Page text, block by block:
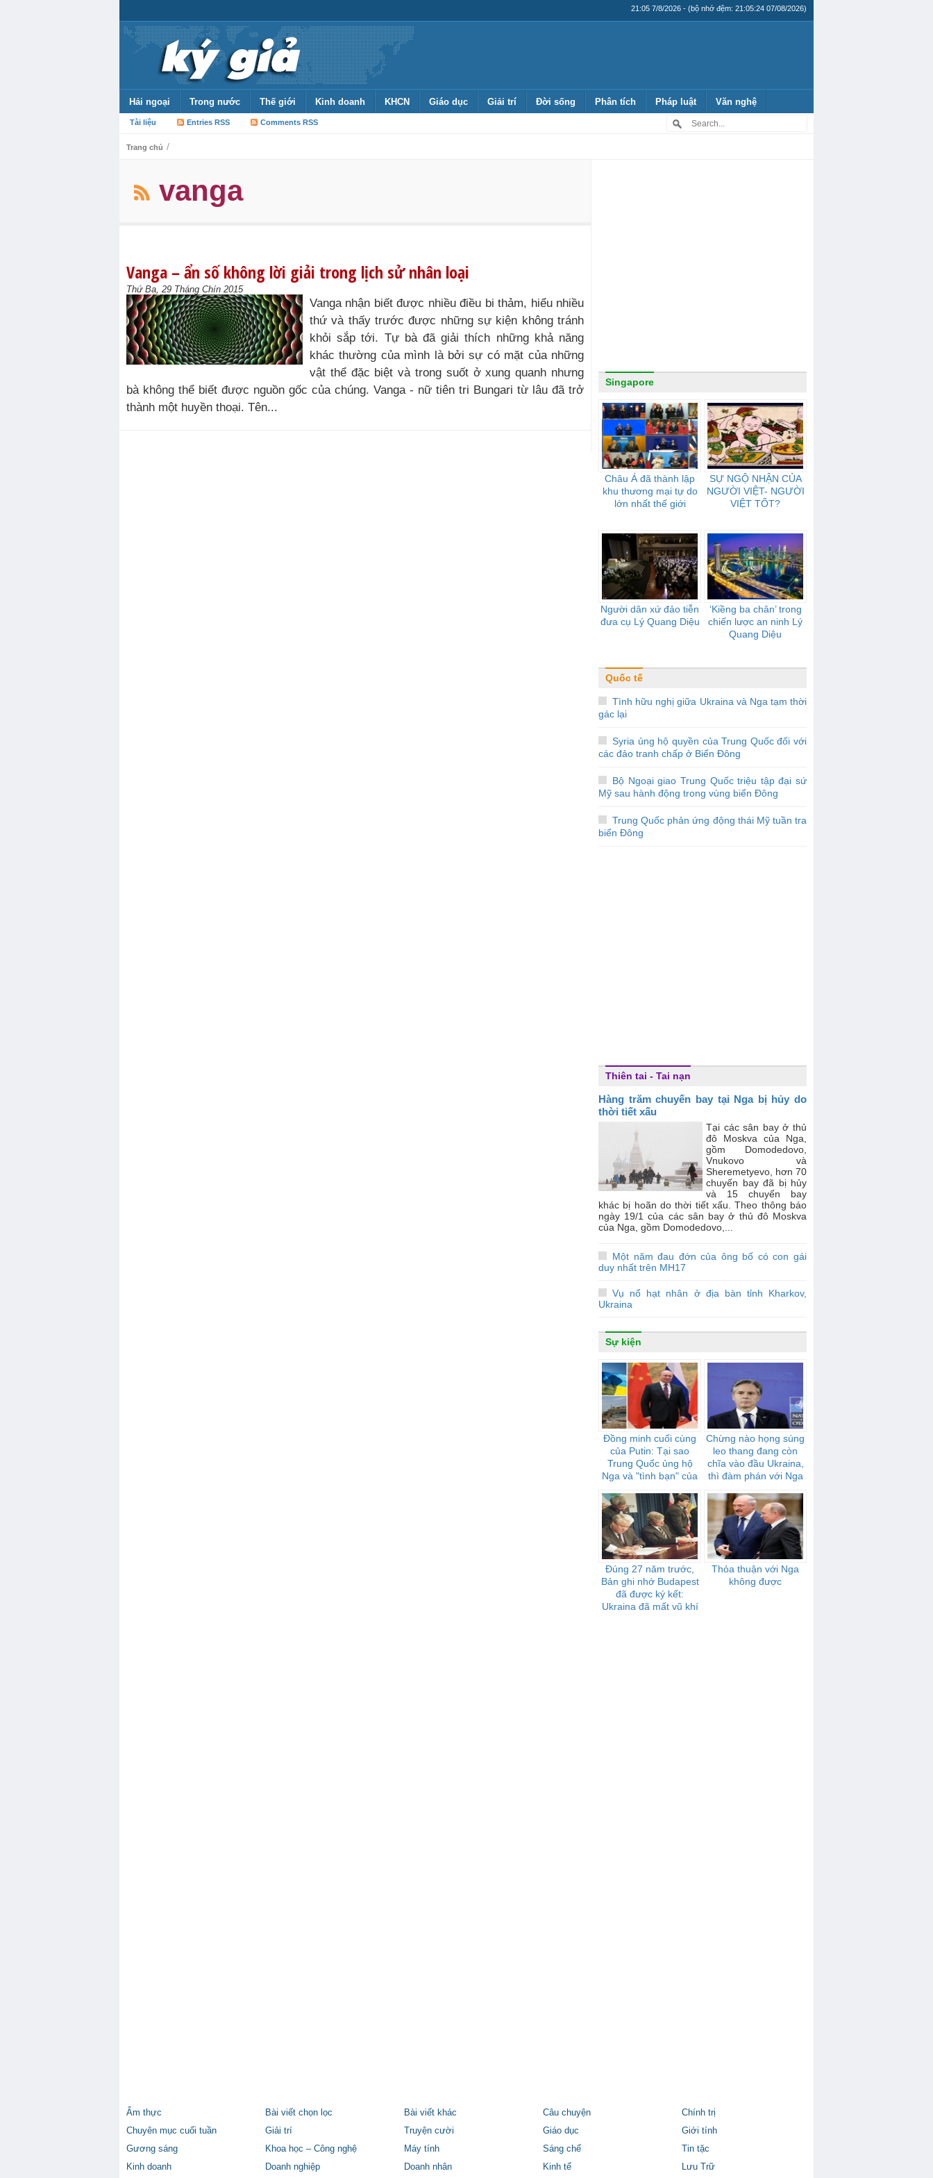
21:05 7/8/2026 - (bộ nhớ đệm: 21:05:24 07/08/2026)
Hải ngoại Trong nước Thế giới Kinh doanh KHCN Giáo dục Giải trí Đời sống Phân tích Pháp luật Văn nghệ
Tài liệu Entries RSS Comments RSS
Trang chủ /
vanga
Vanga – ẩn số không lời giải trong lịch sử nhân loại
Thứ Ba, 29 Tháng Chín 2015
Vanga nhận biết được nhiều điều bi thảm, hiểu nhiều
thứ và thấy trước được những sự kiện không tránh
khỏi sắp tới. Tự bà đã giải thích những khả năng
khác thường của mình là bởi sự có mặt của những
vật thể đặc biệt và trong suốt ở xung quanh nhưng
bà không thể biết được nguồn gốc của chúng. Vanga - nữ tiên tri Bungari từ lâu đã trở
thành một huyền thoại. Tên...
Singapore
Châu Á đã thành lập
khu thương mại tự do
lớn nhất thế giới
SỰ NGỘ NHẬN CỦA
NGƯỜI VIỆT- NGƯỜI
VIỆT TỐT?
Người dân xứ đảo tiễn
đưa cụ Lý Quang Diệu
‘Kiềng ba chân’ trong
chiến lược an ninh Lý
Quang Diệu
Quốc tế
Tình hữu nghị giữa Ukraina và Nga tạm thời
gác lại
Syria ủng hộ quyền của Trung Quốc đối với
các đảo tranh chấp ở Biển Đông
Bộ Ngoại giao Trung Quốc triệu tập đại sứ
Mỹ sau hành động trong vùng biển Đông
Trung Quốc phản ứng động thái Mỹ tuần tra
biển Đông
Thiên tai - Tai nạn
Hàng trăm chuyến bay tại Nga bị hủy do
thời tiết xấu
Tại các sân bay ở thủ
đô Moskva của Nga,
gồm Domodedovo,
Vnukovo và
Sheremetyevo, hơn 70
chuyến bay đã bị hủy
và 15 chuyến bay
khác bị hoãn do thời tiết xấu. Theo thông báo
ngày 19/1 của các sân bay ở thủ đô Moskva
của Nga, gồm Domodedovo,...
Một năm đau đớn của ông bố có con gái
duy nhất trên MH17
Vụ nổ hạt nhân ở địa bàn tỉnh Kharkov,
Ukraina
Sự kiện
Đồng minh cuối cùng
của Putin: Tại sao
Trung Quốc ủng hộ
Nga và "tình bạn" của
nào
Chừng nào họng súng
leo thang đang còn
chĩa vào đầu Ukraina,
thì đàm phán với Nga
Đúng 27 năm trước,
Bản ghi nhớ Budapest
đã được ký kết:
Ukraina đã mất vũ khí
Thỏa thuận với Nga
không được
Ẩm thực Bài viết chọn lọc Bài viết khác Câu chuyện
Chính trị
Chuyên mục cuối tuần
Giải trí Truyện cười Giáo dục
Giới tính
Gương sáng
Khoa học – Công nghệ Máy tính Sáng chế
Tin tặc
Kinh doanh
Doanh nghiệp Doanh nhân Kinh tế Lưu Trữ